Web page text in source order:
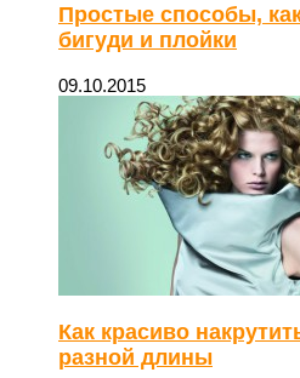
Простые способы,
бигуди и плойки
09.10.2015
Как красиво
разной длины